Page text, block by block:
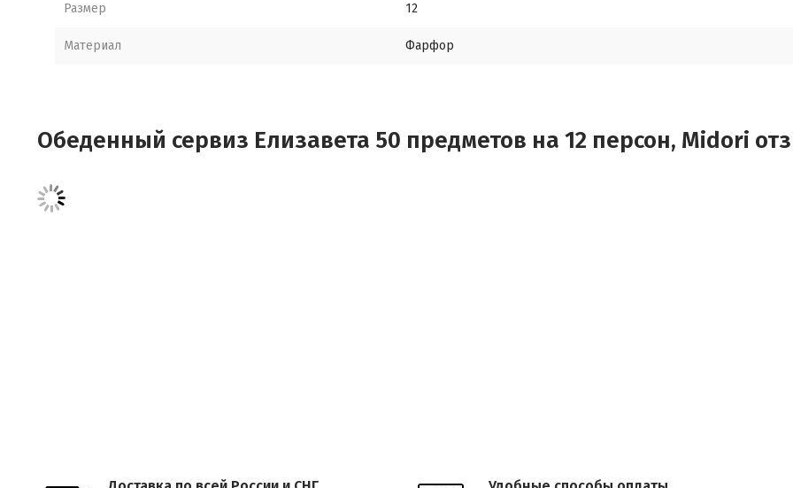
Размер 12
Материал Фарфор
Обеденный сервиз Елизавета 50 предметов на 12 персон, Midori